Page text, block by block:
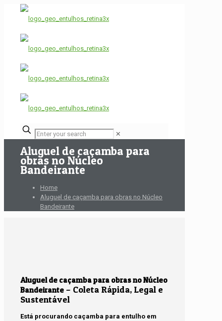
✕
Aluguel de caçamba para
obras no Núcleo
Bandeirante
Home
Aluguel de caçamba para obras no Núcleo
Bandeirante
Aluguel de caçamba para obras no Núcleo
Bandeirante – Coleta Rápida, Legal e
Sustentável
Está procurando caçamba para entulho em